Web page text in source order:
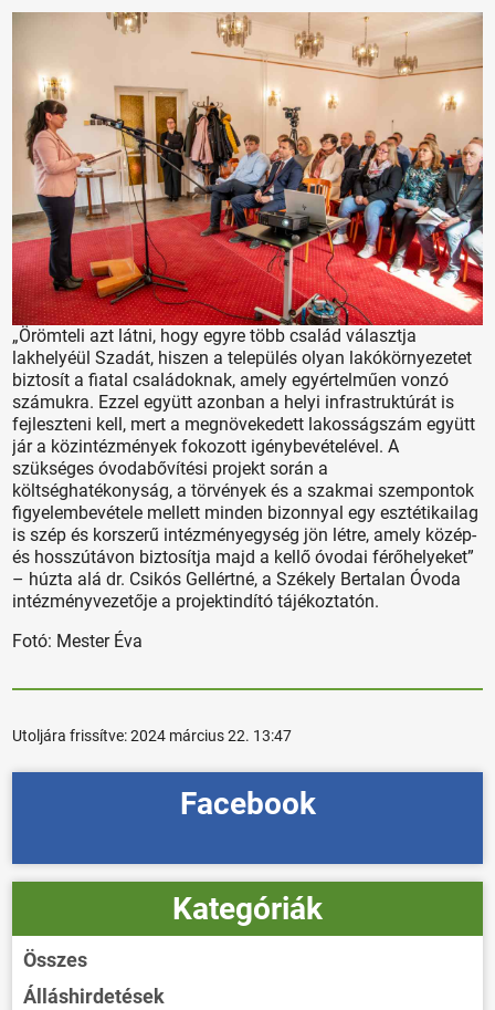
„Örömteli azt látni, hogy egyre több család választja
lakhelyéül Szadát, hiszen a település olyan lakókörnyezetet
biztosít a fiatal családoknak, amely egyértelműen vonzó
számukra. Ezzel együtt azonban a helyi infrastruktúrát is
fejleszteni kell, mert a megnövekedett lakosságszám együtt
jár a közintézmények fokozott igénybevételével. A
szükséges óvodabővítési projekt során a
költséghatékonyság, a törvények és a szakmai szempontok
figyelembevétele mellett minden bizonnyal egy esztétikailag
is szép és korszerű intézményegység jön létre, amely közép-
és hosszútávon biztosítja majd a kellő óvodai férőhelyeket”
– húzta alá dr. Csikós Gellértné, a Székely Bertalan Óvoda
intézményvezetője a projektindító tájékoztatón.
Fotó: Mester Éva
Utoljára frissítve:2024 március 22. 13:47
Facebook
Kategóriák
Összes
Álláshirdetések